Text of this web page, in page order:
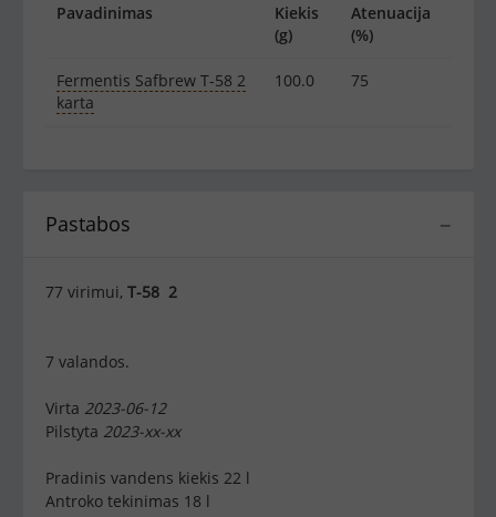
Pavadinimas
Kiekis
(g)
Atenuacija
(%)
Fermentis Safbrew T-58 2
karta
100.0 75
−
Pastabos
77 virimui, T-58 2
7 valandos.
Virta 2023-06-12
Pilstyta 2023-xx-xx
Pradinis vandens kiekis 22 l
Antroko tekinimas 18 l